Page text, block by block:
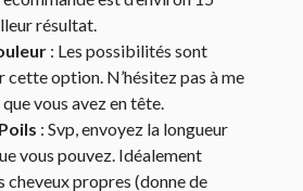
résultat.
: Les possibilités sont
cette option. N’hésitez pas à me
vous avez en tête.
: Svp, envoyez la longueur
vous pouvez. Idéalement
cheveux propres (donne de